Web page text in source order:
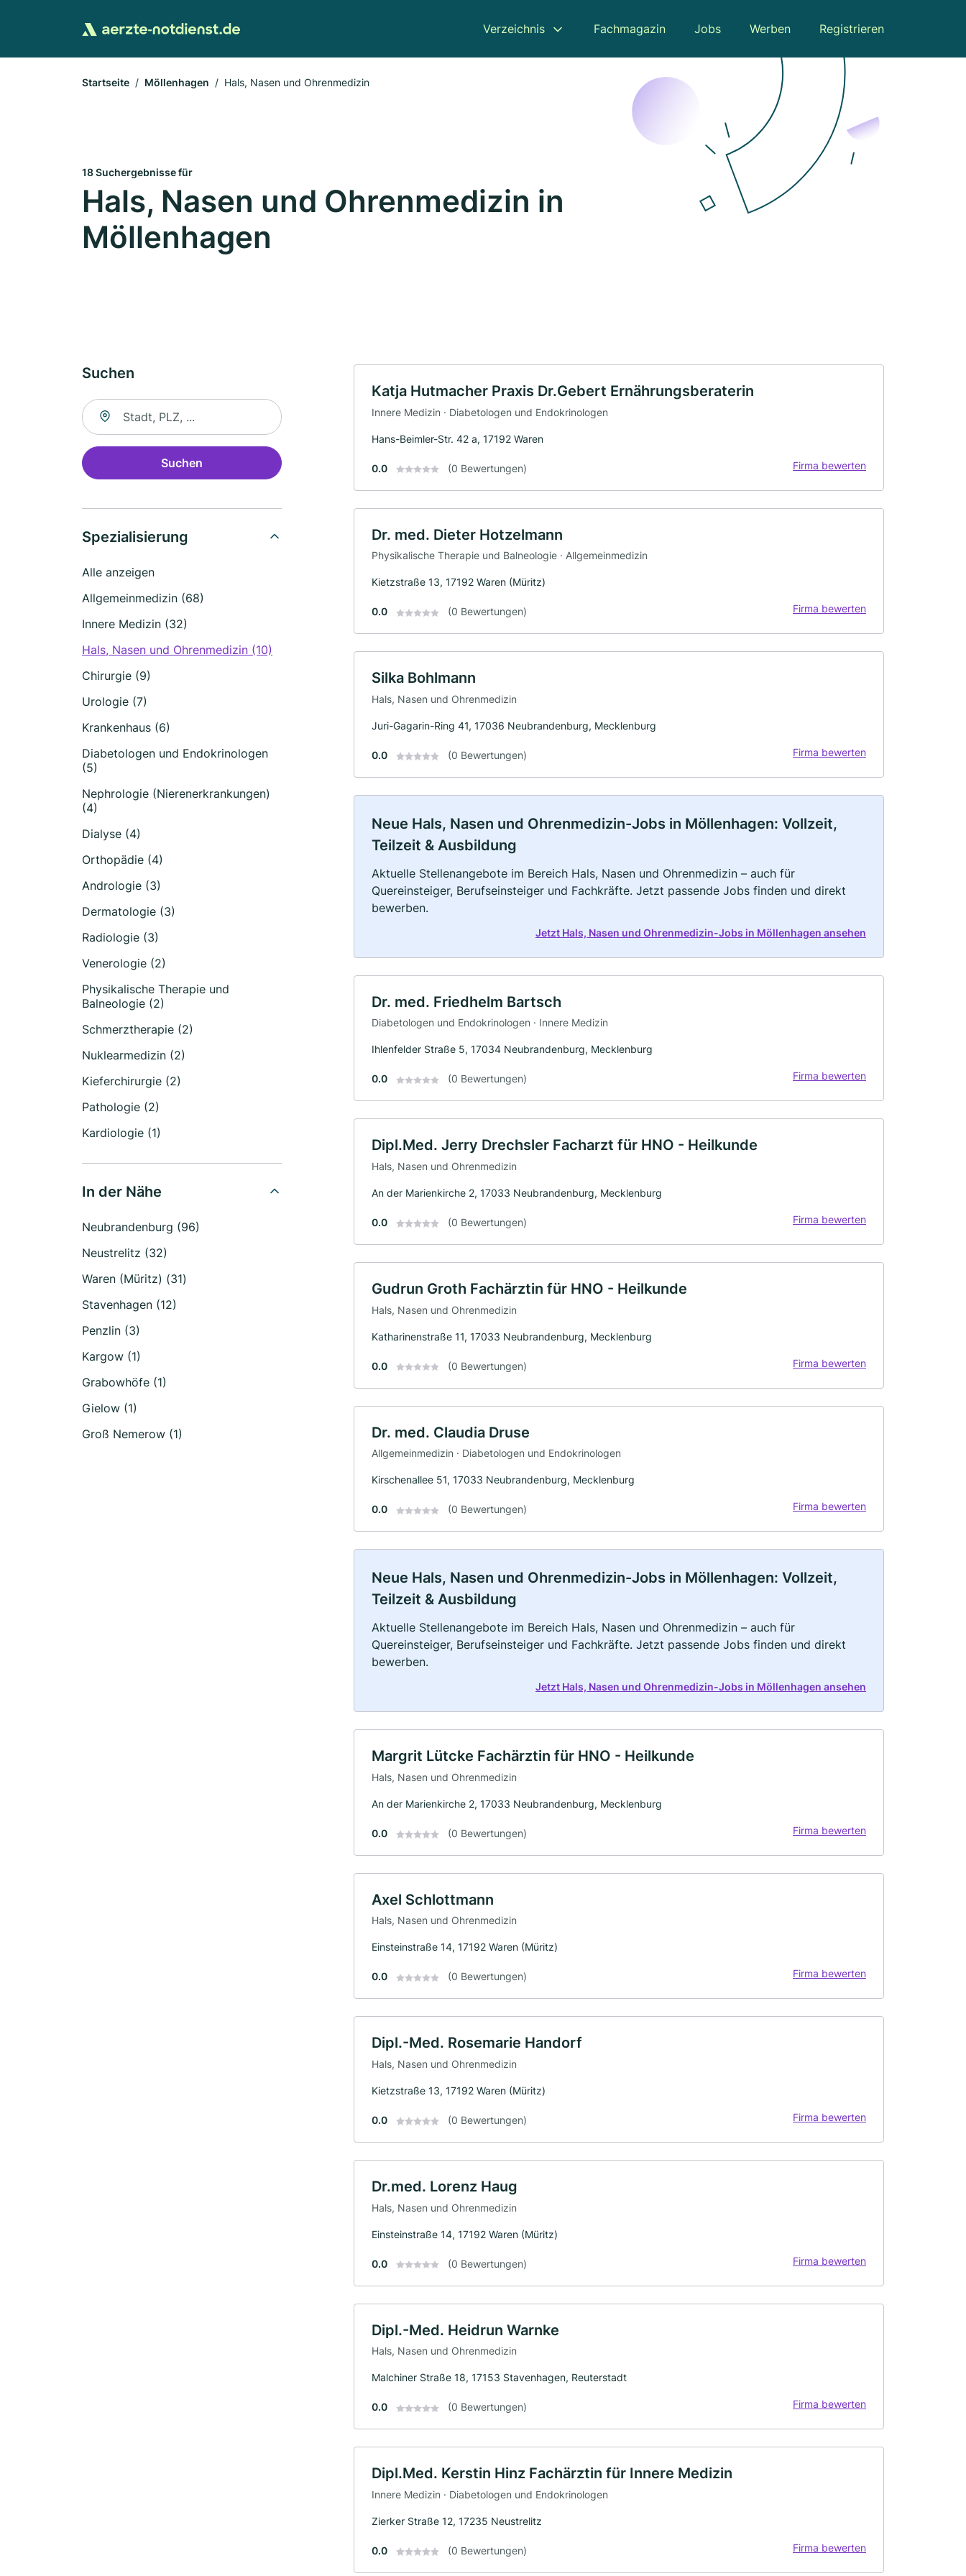
Verzeichnis Fachmagazin Jobs Werben Registrieren
Startseite Möllenhagen Hals, Nasen und Ohrenmedizin
18 Suchergebnisse für
Hals, Nasen und Ohrenmedizin in
Möllenhagen
Suchen
Suche nach Ort
Suchen
Spezialisierung
Alle anzeigen
Allgemeinmedizin (68)
Innere Medizin (32)
Hals, Nasen und Ohrenmedizin (10)
Chirurgie (9)
Urologie (7)
Krankenhaus (6)
Diabetologen und Endokrinologen
(5)
Nephrologie (Nierenerkrankungen)
(4)
Dialyse (4)
Orthopädie (4)
Andrologie (3)
Dermatologie (3)
Radiologie (3)
Venerologie (2)
Physikalische Therapie und
Balneologie (2)
Schmerztherapie (2)
Nuklearmedizin (2)
Kieferchirurgie (2)
Pathologie (2)
Kardiologie (1)
In der Nähe
Neubrandenburg (96)
Neustrelitz (32)
Waren (Müritz) (31)
Stavenhagen (12)
Penzlin (3)
Kargow (1)
Grabowhöfe (1)
Gielow (1)
Groß Nemerow (1)
Katja Hutmacher Praxis Dr.Gebert Ernährungsberaterin
Innere Medizin · Diabetologen und Endokrinologen
Hans-Beimler-Str. 42 a, 17192 Waren
0.0 (0 Bewertungen) Firma bewerten
Dr. med. Dieter Hotzelmann
Physikalische Therapie und Balneologie · Allgemeinmedizin
Kietzstraße 13, 17192 Waren (Müritz)
0.0 (0 Bewertungen) Firma bewerten
Silka Bohlmann
Hals, Nasen und Ohrenmedizin
Juri-Gagarin-Ring 41, 17036 Neubrandenburg, Mecklenburg
0.0 (0 Bewertungen) Firma bewerten
Neue Hals, Nasen und Ohrenmedizin-Jobs in Möllenhagen: Vollzeit,
Teilzeit & Ausbildung
Aktuelle Stellenangebote im Bereich Hals, Nasen und Ohrenmedizin – auch für
Quereinsteiger, Berufseinsteiger und Fachkräfte. Jetzt passende Jobs finden und direkt
bewerben.
Jetzt Hals, Nasen und Ohrenmedizin-Jobs in Möllenhagen ansehen
Dr. med. Friedhelm Bartsch
Diabetologen und Endokrinologen · Innere Medizin
Ihlenfelder Straße 5, 17034 Neubrandenburg, Mecklenburg
0.0 (0 Bewertungen) Firma bewerten
Dipl.Med. Jerry Drechsler Facharzt für HNO - Heilkunde
Hals, Nasen und Ohrenmedizin
An der Marienkirche 2, 17033 Neubrandenburg, Mecklenburg
0.0 (0 Bewertungen) Firma bewerten
Gudrun Groth Fachärztin für HNO - Heilkunde
Hals, Nasen und Ohrenmedizin
Katharinenstraße 11, 17033 Neubrandenburg, Mecklenburg
0.0 (0 Bewertungen) Firma bewerten
Dr. med. Claudia Druse
Allgemeinmedizin · Diabetologen und Endokrinologen
Kirschenallee 51, 17033 Neubrandenburg, Mecklenburg
0.0 (0 Bewertungen) Firma bewerten
Neue Hals, Nasen und Ohrenmedizin-Jobs in Möllenhagen: Vollzeit,
Teilzeit & Ausbildung
Aktuelle Stellenangebote im Bereich Hals, Nasen und Ohrenmedizin – auch für
Quereinsteiger, Berufseinsteiger und Fachkräfte. Jetzt passende Jobs finden und direkt
bewerben.
Jetzt Hals, Nasen und Ohrenmedizin-Jobs in Möllenhagen ansehen
Margrit Lütcke Fachärztin für HNO - Heilkunde
Hals, Nasen und Ohrenmedizin
An der Marienkirche 2, 17033 Neubrandenburg, Mecklenburg
0.0 (0 Bewertungen) Firma bewerten
Axel Schlottmann
Hals, Nasen und Ohrenmedizin
Einsteinstraße 14, 17192 Waren (Müritz)
0.0 (0 Bewertungen) Firma bewerten
Dipl.-Med. Rosemarie Handorf
Hals, Nasen und Ohrenmedizin
Kietzstraße 13, 17192 Waren (Müritz)
0.0 (0 Bewertungen) Firma bewerten
Dr.med. Lorenz Haug
Hals, Nasen und Ohrenmedizin
Einsteinstraße 14, 17192 Waren (Müritz)
0.0 (0 Bewertungen) Firma bewerten
Dipl.-Med. Heidrun Warnke
Hals, Nasen und Ohrenmedizin
Malchiner Straße 18, 17153 Stavenhagen, Reuterstadt
0.0 (0 Bewertungen) Firma bewerten
Dipl.Med. Kerstin Hinz Fachärztin für Innere Medizin
Innere Medizin · Diabetologen und Endokrinologen
Zierker Straße 12, 17235 Neustrelitz
0.0 (0 Bewertungen) Firma bewerten